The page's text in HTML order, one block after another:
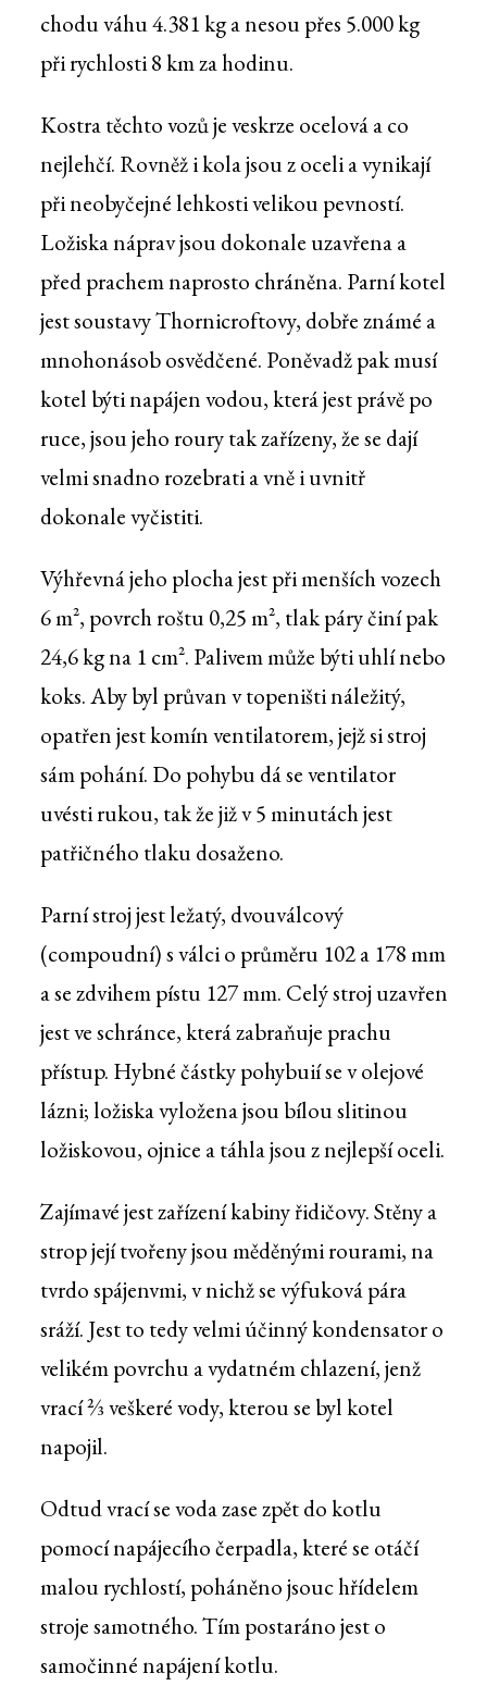
chodu váhu 4.381 kg a nesou přes 5.000 kg
při rychlosti 8 km za hodinu.
Kostra těchto vozů je veskrze ocelová a co
nejlehčí. Rovněž i kola jsou z oceli a vynikají
při neobyčejné lehkosti velikou pevností.
Ložiska náprav jsou dokonale uzavřena a
před prachem naprosto chráněna. Parní kotel
jest soustavy Thornicroftovy, dobře známé a
mnohonásob osvědčené. Poněvadž pak musí
kotel býti napájen vodou, která jest právě po
ruce, jsou jeho roury tak zařízeny, že se dají
velmi snadno rozebrati a vně i uvnitř
dokonale vyčistiti.
Výhřevná jeho plocha jest při menších vozech
6 m², povrch roštu 0,25 m², tlak páry činí pak
24,6 kg na 1 cm². Palivem může býti uhlí nebo
koks. Aby byl průvan v topeništi náležitý,
opatřen jest komín ventilatorem, jejž si stroj
sám pohání. Do pohybu dá se ventilator
uvésti rukou, tak že již v 5 minutách jest
patřičného tlaku dosaženo.
Parní stroj jest ležatý, dvouválcový
(compoudní) s válci o průměru 102 a 178 mm
a se zdvihem pístu 127 mm. Celý stroj uzavřen
jest ve schránce, která zabraňuje prachu
přístup. Hybné částky pohybuií se v olejové
lázni; ložiska vyložena jsou bílou slitinou
ložiskovou, ojnice a táhla jsou z nejlepší oceli.
Zajímavé jest zařízení kabiny řidičovy. Stěny a
strop její tvořeny jsou měděnými rourami, na
tvrdo spájenvmi, v nichž se výfuková pára
sráží. Jest to tedy velmi účinný kondensator o
velikém povrchu a vydatném chlazení, jenž
vrací ⅔ veškeré vody, kterou se byl kotel
napojil.
Odtud vrací se voda zase zpět do kotlu
pomocí napájecího čerpadla, které se otáčí
malou rychlostí, poháněno jsouc hřídelem
stroje samotného. Tím postaráno jest o
samočinné napájení kotlu.